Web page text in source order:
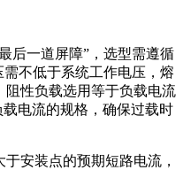
后一道屏障”，选型需遵循
不低于系统工作电压，熔
性负载选用等于负载电流
电流的规格，确保过载时
安装点的预期短路电流，